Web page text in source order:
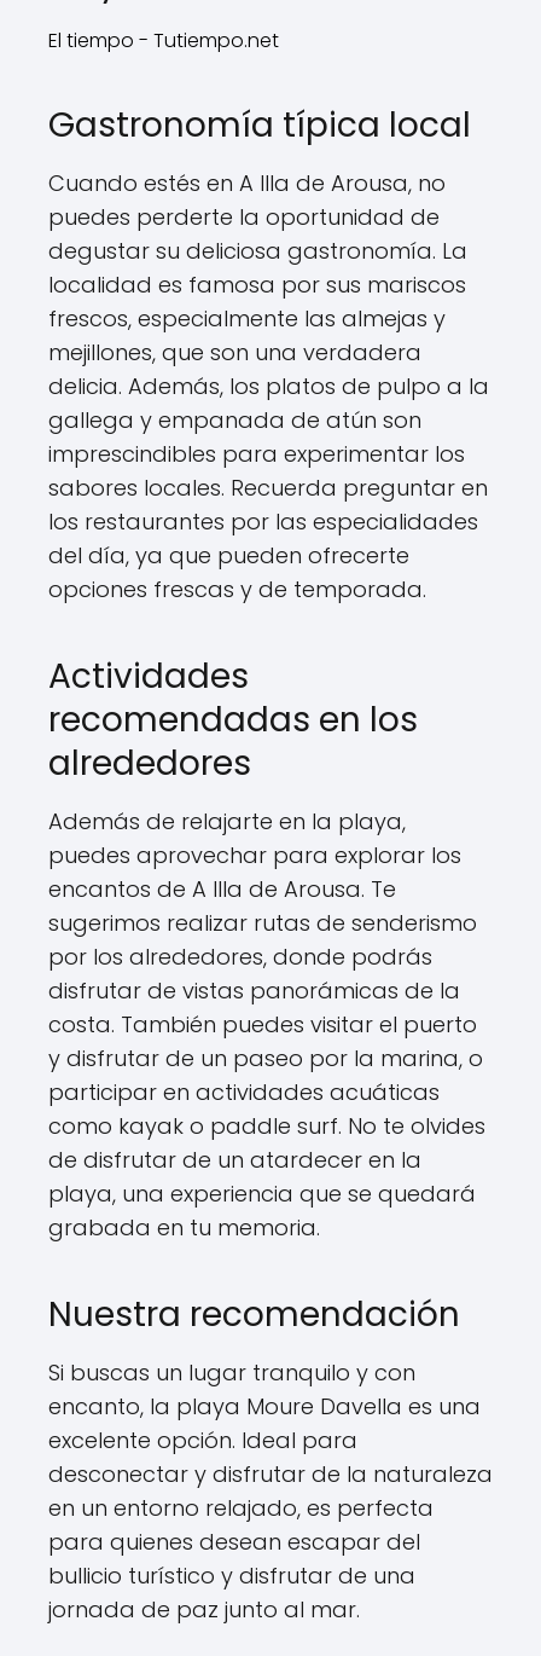
El tiempo - Tutiempo.net
Gastronomía típica local
Cuando estés en A Illa de Arousa, no
puedes perderte la oportunidad de
degustar su deliciosa gastronomía. La
localidad es famosa por sus mariscos
frescos, especialmente las almejas y
mejillones, que son una verdadera
delicia. Además, los platos de pulpo a la
gallega y empanada de atún son
imprescindibles para experimentar los
sabores locales. Recuerda preguntar en
los restaurantes por las especialidades
del día, ya que pueden ofrecerte
opciones frescas y de temporada.
Actividades
recomendadas en los
alrededores
Además de relajarte en la playa,
puedes aprovechar para explorar los
encantos de A Illa de Arousa. Te
sugerimos realizar rutas de senderismo
por los alrededores, donde podrás
disfrutar de vistas panorámicas de la
costa. También puedes visitar el puerto
y disfrutar de un paseo por la marina, o
participar en actividades acuáticas
como kayak o paddle surf. No te olvides
de disfrutar de un atardecer en la
playa, una experiencia que se quedará
grabada en tu memoria.
Nuestra recomendación
Si buscas un lugar tranquilo y con
encanto, la playa Moure Davella es una
excelente opción. Ideal para
desconectar y disfrutar de la naturaleza
en un entorno relajado, es perfecta
para quienes desean escapar del
bullicio turístico y disfrutar de una
jornada de paz junto al mar.